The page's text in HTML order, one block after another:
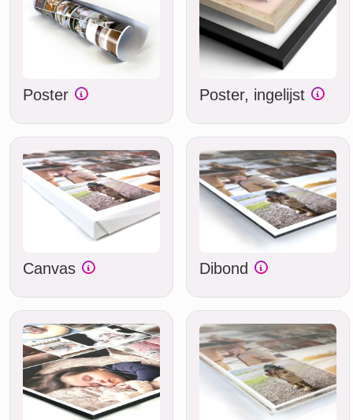
Poster Poster, ingelijst
Canvas Dibond